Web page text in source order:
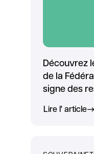
Découvrez
de la
signe des
Lire l' article